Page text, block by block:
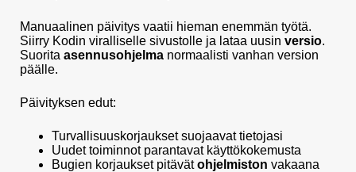
Manuaalinen päivitys vaatii hieman enemmän työtä.
Siirry Kodin viralliselle sivustolle ja lataa uusin versio.
Suorita asennusohjelma normaalisti vanhan version
päälle.
Päivityksen edut:
Turvallisuuskorjaukset suojaavat tietojasi
Uudet toiminnot parantavat käyttökokemusta
Bugien korjaukset pitävätohjelmiston vakaana